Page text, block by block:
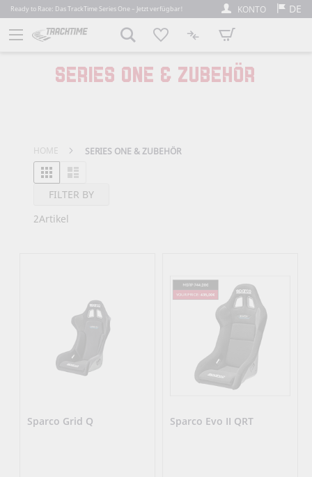
Ready to Race: Das TrackTime Series One – Jetzt verfügbar! KONTO DE
Mein Warenkorb
SERIES ONE & ZUBEHÖR
HOME SERIES ONE & ZUBEHÖR
FILTER BY
Ansicht als
RasterListe
2Artikel
Sparco Grid Q Sparco Evo II QRT